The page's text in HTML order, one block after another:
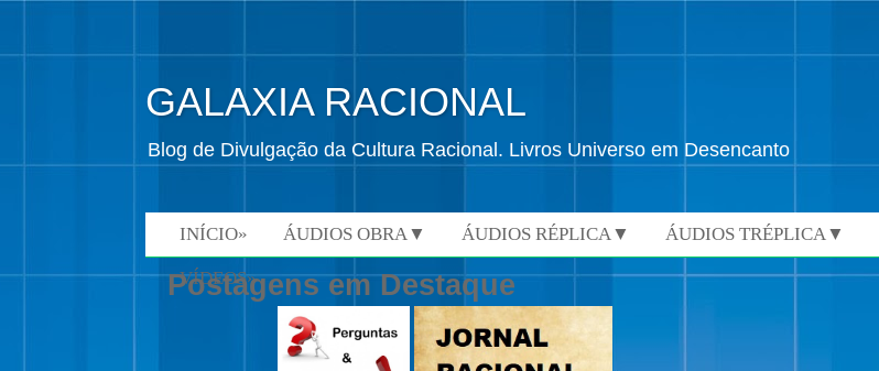
GALAXIA RACIONAL
Blog de Divulgação da Cultura Racional. Livros Universo em Desencanto
INÍCIO» ÁUDIOS OBRA▼ ÁUDIOS RÉPLICA▼ ÁUDIOS TRÉPLICA▼
VÍDEOS»
Postagens em Destaque